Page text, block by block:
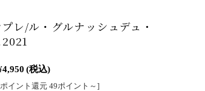
レ/ル・グルナッシュデュ・
(税込)
イント還元 49ポイント～]